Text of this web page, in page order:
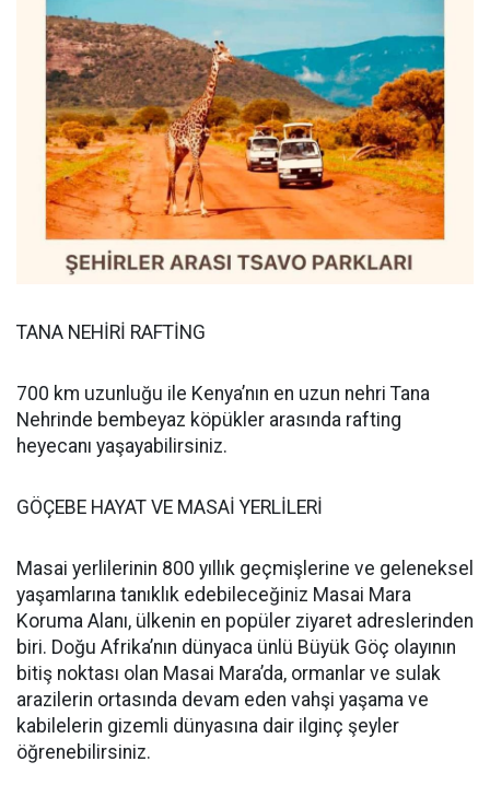
TANA NEHİRİ RAFTİNG
700 km uzunluğu ile Kenya’nın en uzun nehri Tana
Nehrinde bembeyaz köpükler arasında rafting
heyecanı yaşayabilirsiniz.
GÖÇEBE HAYAT VE MASAİ YERLİLERİ
Masai yerlilerinin 800 yıllık geçmişlerine ve geleneksel
yaşamlarına tanıklık edebileceğiniz Masai Mara
Koruma Alanı, ülkenin en popüler ziyaret adreslerinden
biri. Doğu Afrika’nın dünyaca ünlü Büyük Göç olayının
bitiş noktası olan Masai Mara’da, ormanlar ve sulak
arazilerin ortasında devam eden vahşi yaşama ve
kabilelerin gizemli dünyasına dair ilginç şeyler
öğrenebilirsiniz.